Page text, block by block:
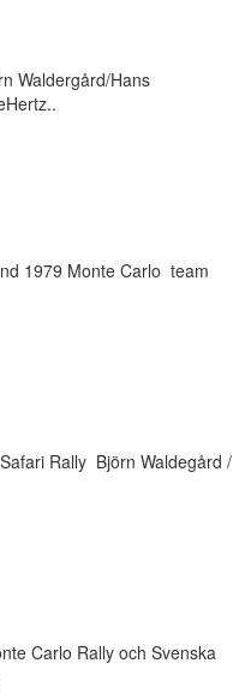
Waldergård/Hans
1979 Monte Carlo team
Rally Björn Waldegård /
Carlo Rally och Svenska